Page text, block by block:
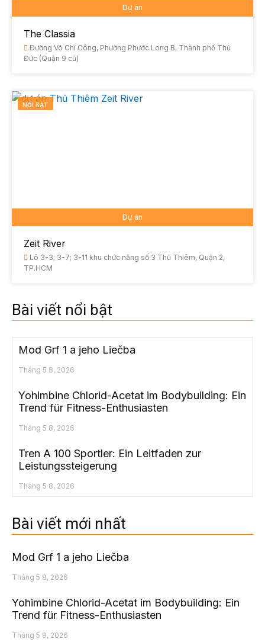
Dự án
The Classia
Đường Võ Chí Công, Phường Phước Long B, Thành phố Thủ
Đức (Quận 9 cũ)
NỔI BẬT
Dự án
Zeit River
Lô 3-3; 3-7; 3-11 khu chức năng số 3 Thủ Thiêm, Quận 2,
TP.HCM
Bài viết nổi bật
Mod Grf 1 a jeho Liečba
Tháng 5 8, 2026
Yohimbine Chlorid-Acetat im Bodybuilding: Ein
Trend für Fitness-Enthusiasten
Tháng 5 8, 2026
Tren A 100 Sportler: Ein Leitfaden zur
Leistungssteigerung
Tháng 5 8, 2026
Bài viết mới nhất
Mod Grf 1 a jeho Liečba
Tháng 5 8, 2026
Yohimbine Chlorid-Acetat im Bodybuilding: Ein
Trend für Fitness-Enthusiasten
Tháng 5 8, 2026